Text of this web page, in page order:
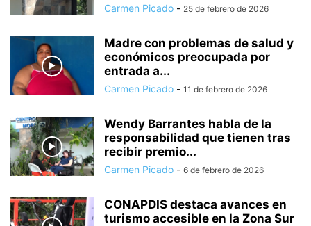
Carmen Picado - 25 de febrero de 2026
Madre con problemas de salud y
económicos preocupada por
entrada a...
Carmen Picado - 11 de febrero de 2026
Wendy Barrantes habla de la
responsabilidad que tienen tras
recibir premio...
Carmen Picado - 6 de febrero de 2026
CONAPDIS destaca avances en
turismo accesible en la Zona Sur